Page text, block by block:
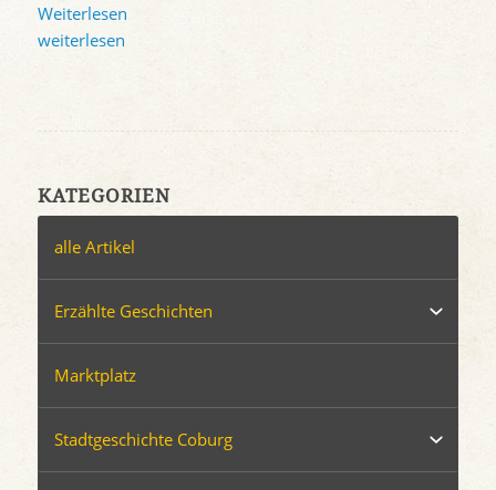
Weiterlesen
weiterlesen
KATEGORIEN
alle Artikel
Erzählte Geschichten
Marktplatz
Stadtgeschichte Coburg